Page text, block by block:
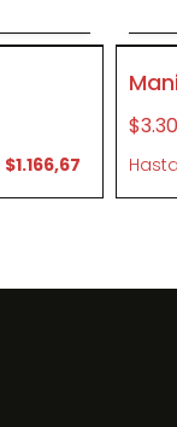
$1.166,67 Hasta